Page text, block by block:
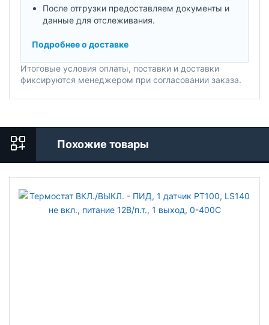
После отгрузки предоставляем документы и
данные для отслеживания.
Подробнее о доставке
Итоговые условия оплаты, поставки и доставки
фиксируются менеджером при согласовании заказа.
Похожие товары